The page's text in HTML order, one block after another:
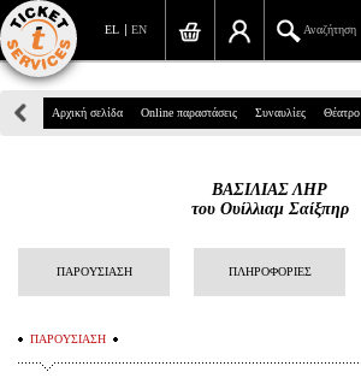
EN
EL Αναζήτηση
Πανεπιστημίου 39, Αθήνα
info@ticketservices.gr
Αναζήτηση
Σύνδεση/Εγγραφή
Αρχική σελίδα Online παραστάσεις Συναυλίες Θέατρο
ΒΑΣΙΛΙΑΣ ΛΗΡ
του Ουίλλιαμ Σαίξπηρ
ΠΑΡΟΥΣΙΑΣΗ ΠΛΗΡΟΦΟΡΙΕΣ
ΠΑΡΟΥΣΙΑΣΗ